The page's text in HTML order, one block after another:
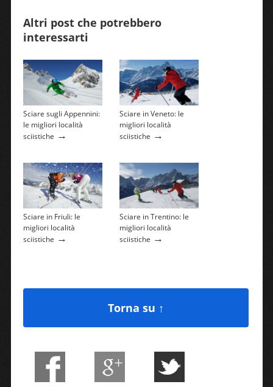
Altri post che potrebbero
interessarti
Sciare sugli Appennini:
le migliori località
sciistiche →
Sciare in Veneto: le
migliori località
sciistiche →
Sciare in Friuli: le
migliori località
sciistiche →
Sciare in Trentino: le
migliori località
sciistiche →
Torna su ↑